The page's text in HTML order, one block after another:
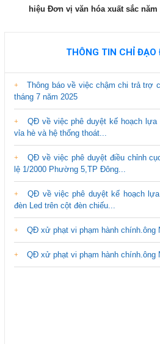
hiệu Đơn vị văn hóa xuất sắc năm
THÔNG TIN CHỈ ĐẠO
Thông báo về việc chậm chi trả trợ
tháng 7 năm 2025
QĐ về việc phê duyệt kế hoạch
vỉa hè và hệ thống thoát...
QĐ về việc phê duyệt điều chỉnh
lệ 1/2000 Phường 5,TP Đông...
QĐ về việc phê duyệt kế hoạch
đèn Led trên cột đèn chiếu...
QĐ xử phạt vi phạm hành chính.ông
QĐ xử phạt vi phạm hành chính.ông